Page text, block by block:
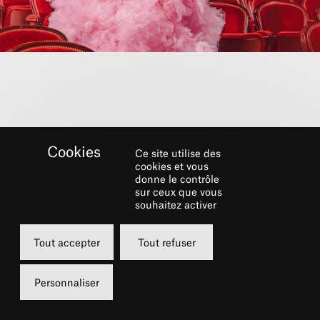
SAISON 26-27
Découvrez la programmation
Ce site utilise des
cookies et vous
donne le contrôle
sur ceux que vous
souhaitez activer
Tout accepter Tout refuser
Personnaliser